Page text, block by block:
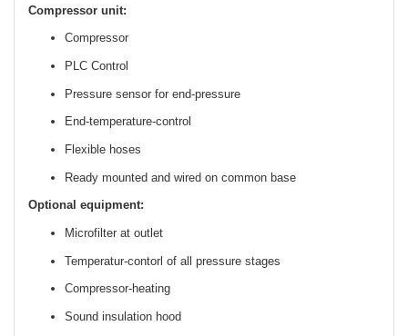
Compressor unit:
Compressor
PLC Control
Pressure sensor for end-pressure
End-temperature-control
Flexible hoses
Ready mounted and wired on common base
Optional equipment:
Microfilter at outlet
Temperatur-contorl of all pressure stages
Compressor-heating
Sound insulation hood